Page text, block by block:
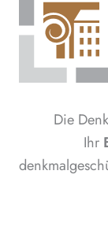
Die
Ihr